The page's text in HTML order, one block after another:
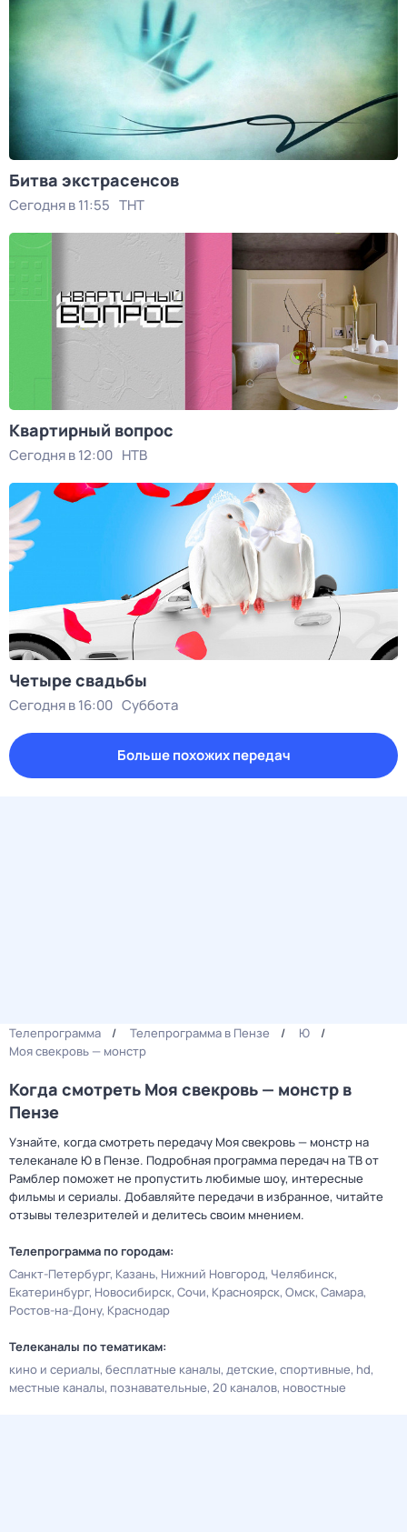
Битва экстрасенсов
Сегодня в 11:55 ТНТ
Квартирный вопрос
Сегодня в 12:00 НТВ
Четыре свадьбы
Сегодня в 16:00 Суббота
Больше похожих передач
Телепрограмма Телепрограмма в Пензе
Ю
Моя свекровь — монстр
Когда смотреть Моя свекровь — монстр в
Пензе
Узнайте, когда смотреть передачу Моя свекровь — монстр на
телеканале Ю в Пензе. Подробная программа передач на ТВ от
Рамблер поможет не пропустить любимые шоу, интересные
фильмы и сериалы. Добавляйте передачи в избранное, читайте
отзывы телезрителей и делитесь своим мнением.
Телепрограмма по городам:
Санкт-Петербург Казань Нижний Новгород Челябинск
Екатеринбург Новосибирск Сочи Красноярск Омск Самара
Ростов-на-Дону Краснодар
Телеканалы по тематикам:
кино и сериалы бесплатные каналы детские спортивные hd
местные каналы познавательные 20 каналов новостные